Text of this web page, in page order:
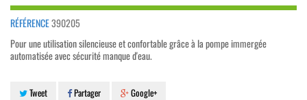
RÉFÉRENCE390205
Pour une utilisation silencieuse et confortable grâce à la pompe immergée
automatisée avec sécurité manque d'eau.
Tweet Partager Google+